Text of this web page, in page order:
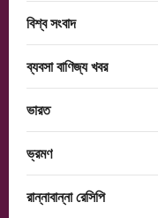
বিশ্ব সংবাদ
ব্যবসা বাণিজ্য খবর
ভারত
ভ্রমণ
রান্নাবান্না রেসিপি